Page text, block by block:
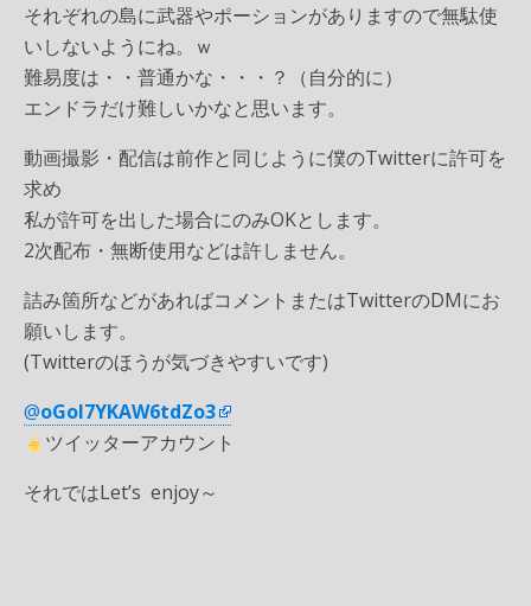
それぞれの島に武器やポーションがありますので無駄使
いしないようにね。ｗ
難易度は・・普通かな・・・？（自分的に）
エンドラだけ難しいかなと思います。
動画撮影・配信は前作と同じように僕のTwitterに許可を
求め
私が許可を出した場合にのみOKとします。
2次配布・無断使用などは許しません。
詰み箇所などがあればコメントまたはTwitterのDMにお
願いします。
(Twitterのほうが気づきやすいです)
@oGoI7YKAW6tdZo3
ツイッターアカウント
それではLet’s enjoy～